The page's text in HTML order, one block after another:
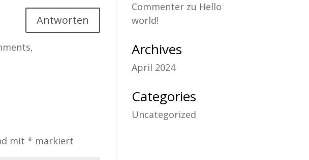
Antworten
mit * markiert
Commenterzu Hello
world!
Archives
April 2024
Categories
Uncategorized